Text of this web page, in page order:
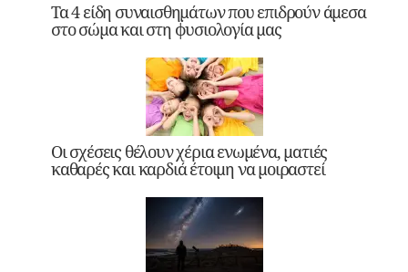
Τα 4 είδη συναισθημάτων που επιδρούν άμεσα
στο σώμα και στη φυσιολογία μας
Οι σχέσεις θέλουν χέρια ενωμένα, ματιές
καθαρές και καρδιά έτοιμη να μοιραστεί